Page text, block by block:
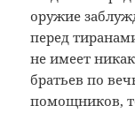
оружие
перед
не имеет
братьев по
помощников,